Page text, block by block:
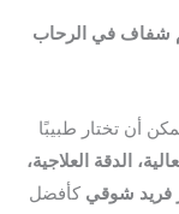
شفاف في الرحاب
أن تختار طبيبًا
الدقة العلاجية،
فريد شوقي كأفضل